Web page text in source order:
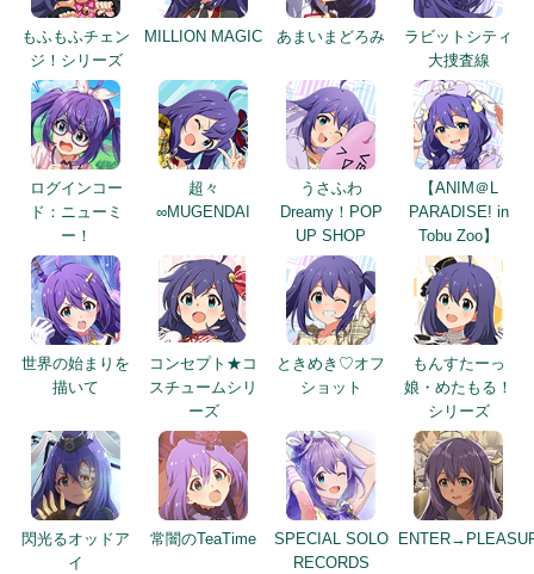
もふもふチェン
ジ！シリーズ
MILLION MAGIC あまいまどろみ
ラビットシティ
大捜査線
ログインコー
ド：ニューミ
ー！
超々
∞MUGENDAI
うさふわ
Dreamy！POP
UP SHOP
【ANIM＠L
PARADISE! in
Tobu Zoo】
世界の始まりを
描いて
コンセプト★コ
スチュームシリ
ーズ
ときめき♡オフ
ショット
もんすたーっ
娘・めたもる！
シリーズ
閃光るオッドア
イ
常闇のTeaTime
SPECIAL SOLO
RECORDS